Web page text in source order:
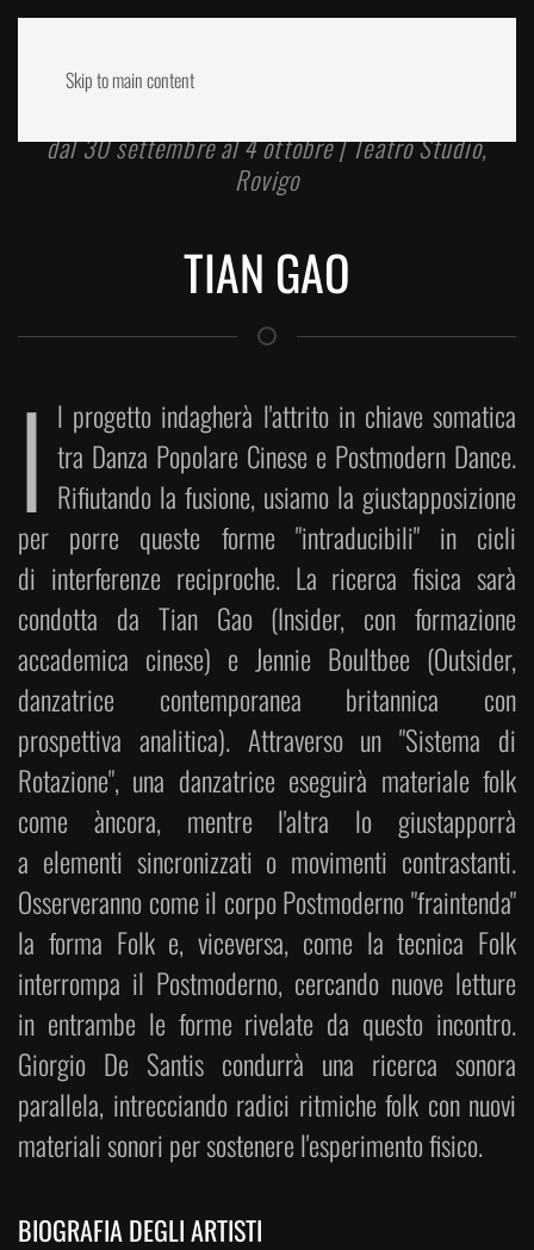
Skip to main content
dal 30 settembre al 4 ottobre | Teatro Studio,
Rovigo
TIAN GAO
I l progetto indagherà l'attrito in chiave somatica
tra Danza Popolare Cinese e Postmodern Dance.
Rifiutando la fusione, usiamo la giustapposizione
per porre queste forme "intraducibili" in cicli
di interferenze reciproche. La ricerca fisica sarà
condotta da Tian Gao (Insider, con formazione
accademica cinese) e Jennie Boultbee (Outsider,
danzatrice contemporanea britannica con
prospettiva analitica). Attraverso un "Sistema di
Rotazione", una danzatrice eseguirà materiale folk
come àncora, mentre l'altra lo giustapporrà
a elementi sincronizzati o movimenti contrastanti.
Osserveranno come il corpo Postmoderno "fraintenda"
la forma Folk e, viceversa, come la tecnica Folk
interrompa il Postmoderno, cercando nuove letture
in entrambe le forme rivelate da questo incontro.
Giorgio De Santis condurrà una ricerca sonora
parallela, intrecciando radici ritmiche folk con nuovi
materiali sonori per sostenere l'esperimento fisico.
BIOGRAFIA DEGLI ARTISTI